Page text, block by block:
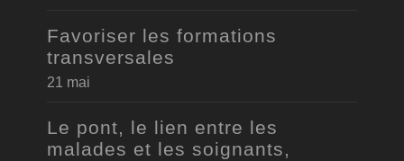
Favoriser les formations
transversales
21 mai
Le pont, le lien entre les
malades et les soignants,